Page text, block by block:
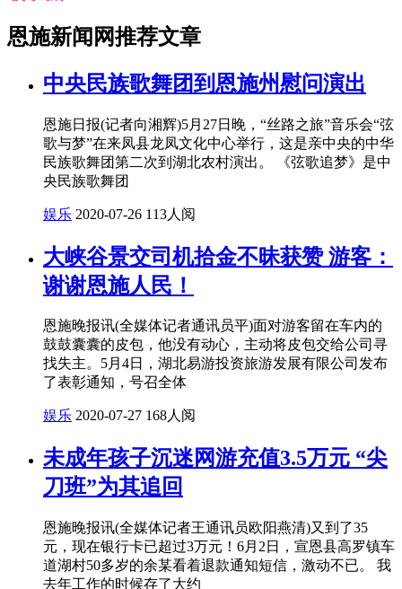
恩施新闻网推荐文章
中央民族歌舞团到恩施州慰问演出
恩施日报(记者向湘辉)5月27日晚，“丝路之旅”音乐会“弦
歌与梦”在来凤县龙凤文化中心举行，这是亲中央的中华
民族歌舞团第二次到湖北农村演出。 《弦歌追梦》是中
央民族歌舞团
娱乐 2020-07-26 113人阅
大峡谷景交司机拾金不昧获赞 游客：
谢谢恩施人民！
恩施晚报讯(全媒体记者通讯员平)面对游客留在车内的
鼓鼓囊囊的皮包，他没有动心，主动将皮包交给公司寻
找失主。5月4日，湖北易游投资旅游发展有限公司发布
了表彰通知，号召全体
娱乐 2020-07-27 168人阅
未成年孩子沉迷网游充值3.5万元 “尖
刀班”为其追回
恩施晚报讯(全媒体记者王通讯员欧阳燕清)又到了35
元，现在银行卡已超过3万元！6月2日，宣恩县高罗镇车
道湖村50多岁的余某看着退款通知短信，激动不已。 我
去年工作的时候存了大约